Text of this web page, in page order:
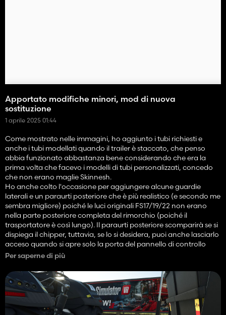
Apportato modifiche minori, mod di nuova
sostituzione
1 aprile 2025 01:44
Come mostrato nelle immagini, ho aggiunto i tubi richiesti e
anche i tubi modellati quando il trailer è staccato, che penso
abbia funzionato abbastanza bene considerando che era la
prima volta che facevo i modelli di tubi personalizzati, concedo
che non erano maglie Skinnesh.
Ho anche colto l'occasione per aggiungere alcune guardie
laterali e un paraurti posteriore che è più realistico (e secondo me
sembra migliore) poiché le luci originali FS17/19/22 non erano
nella parte posteriore completa del rimorchio (poiché il
trasportatore è così lungo). Il paraurti posteriore scomparirà se si
dispiega il chipper, tuttavia, se lo si desidera, puoi anche lasciarlo
acceso quando si apre solo la porta del pannello di controllo
usando la stessa funzione del Göweil Variomaster (pieghetta con
Ho anche aggiunto i suoni del tocco del trailer mancanti a
questo trailer.
Per saperne di più